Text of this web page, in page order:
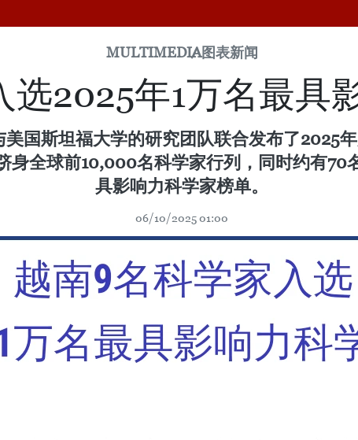
MULTIMEDIA图表新闻
选2025年1万名最具
国斯坦福大学的研究团队联合发布了2025
身全球前10,000名科学家行列，同时约有
具影响力科学家榜单。
06/10/2025 01:00